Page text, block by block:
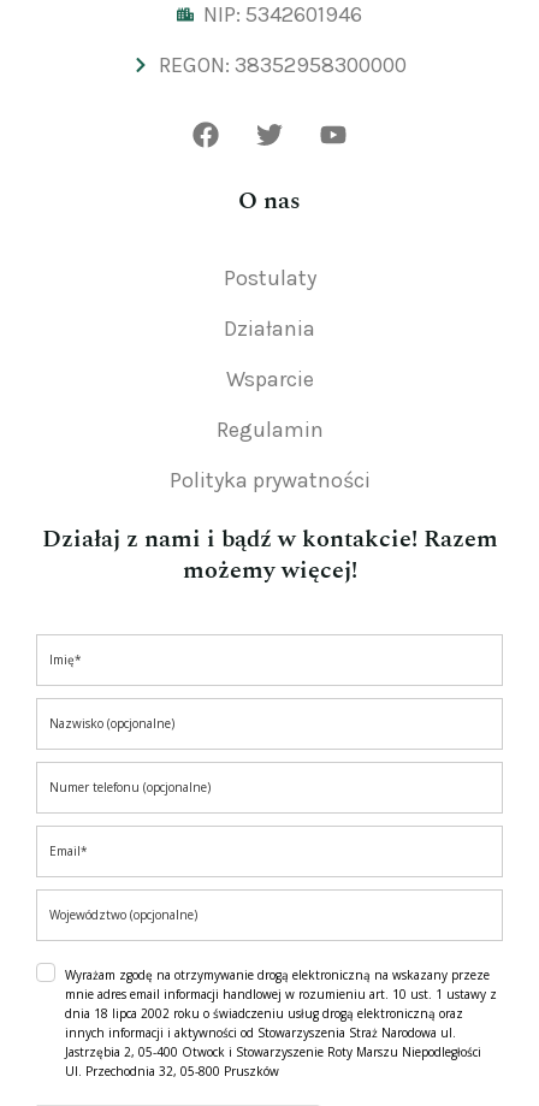
NIP: 5342601946
REGON: 38352958300000
O nas
Postulaty
Działania
Wsparcie
Regulamin
Polityka prywatności
Działaj z nami i bądź w kontakcie! Razem
możemy więcej!
Wyrażam zgodę na otrzymywanie drogą elektroniczną na wskazany przeze
mnie adres email informacji handlowej w rozumieniu art. 10 ust. 1 ustawy z
dnia 18 lipca 2002 roku o świadczeniu usług drogą elektroniczną oraz
innych informacji i aktywności od Stowarzyszenia Straż Narodowa ul.
Jastrzębia 2, 05-400 Otwock i Stowarzyszenie Roty Marszu Niepodległości
Ul. Przechodnia 32, 05-800 Pruszków